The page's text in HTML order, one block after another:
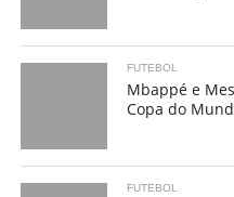
FUTEBOL
Mbappé e
Copa do
FUTEBOL